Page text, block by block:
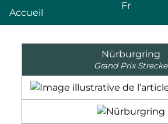
Accueil
Fr
Nürburgring
Grand Prix Strecke